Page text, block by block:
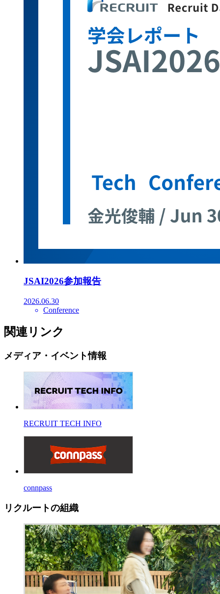
JSAI2026参加報告
2026.06.30
Conference
関連リンク
メディア・イベント情報
RECRUIT TECH INFO
connpass
リクルートの組織